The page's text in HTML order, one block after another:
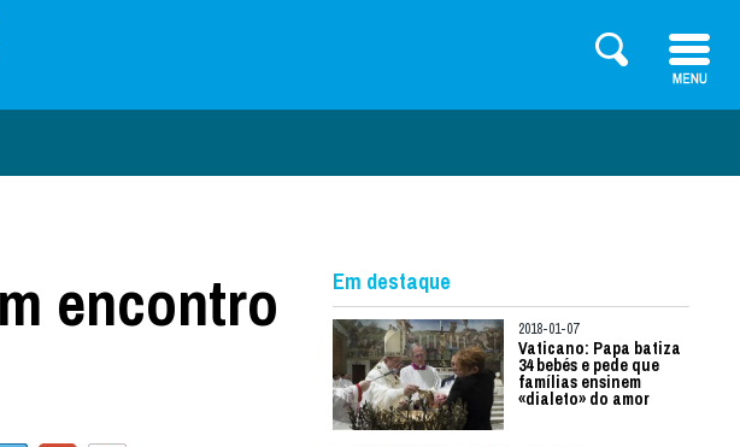
encontro
Em destaque
2018-01-07
Vaticano: Papa batiza
34 bebés e pede que
famílias ensinem
«dialeto» do amor